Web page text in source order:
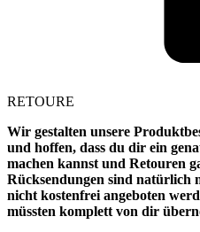
RETOURE
Wir gestalten unsere
und hoffen, dass du dir ein
machen kannst und Retouren
Rücksendungen sind natürlich
nicht kostenfrei angeboten
müssten komplett von dir